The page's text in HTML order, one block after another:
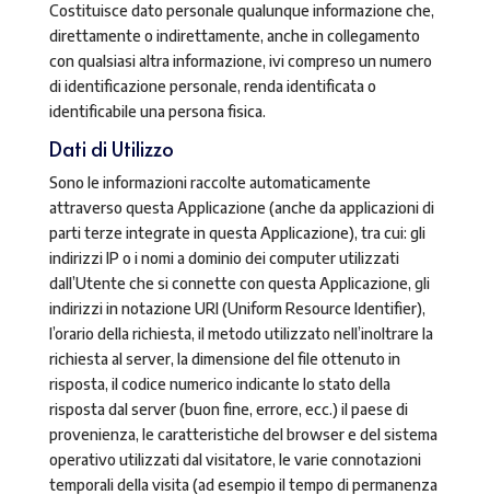
Costituisce dato personale qualunque informazione che,
direttamente o indirettamente, anche in collegamento
con qualsiasi altra informazione, ivi compreso un numero
di identificazione personale, renda identificata o
identificabile una persona fisica.
Dati di Utilizzo
Sono le informazioni raccolte automaticamente
attraverso questa Applicazione (anche da applicazioni di
parti terze integrate in questa Applicazione), tra cui: gli
indirizzi IP o i nomi a dominio dei computer utilizzati
dall’Utente che si connette con questa Applicazione, gli
indirizzi in notazione URI (Uniform Resource Identifier),
l’orario della richiesta, il metodo utilizzato nell’inoltrare la
richiesta al server, la dimensione del file ottenuto in
risposta, il codice numerico indicante lo stato della
risposta dal server (buon fine, errore, ecc.) il paese di
provenienza, le caratteristiche del browser e del sistema
operativo utilizzati dal visitatore, le varie connotazioni
temporali della visita (ad esempio il tempo di permanenza